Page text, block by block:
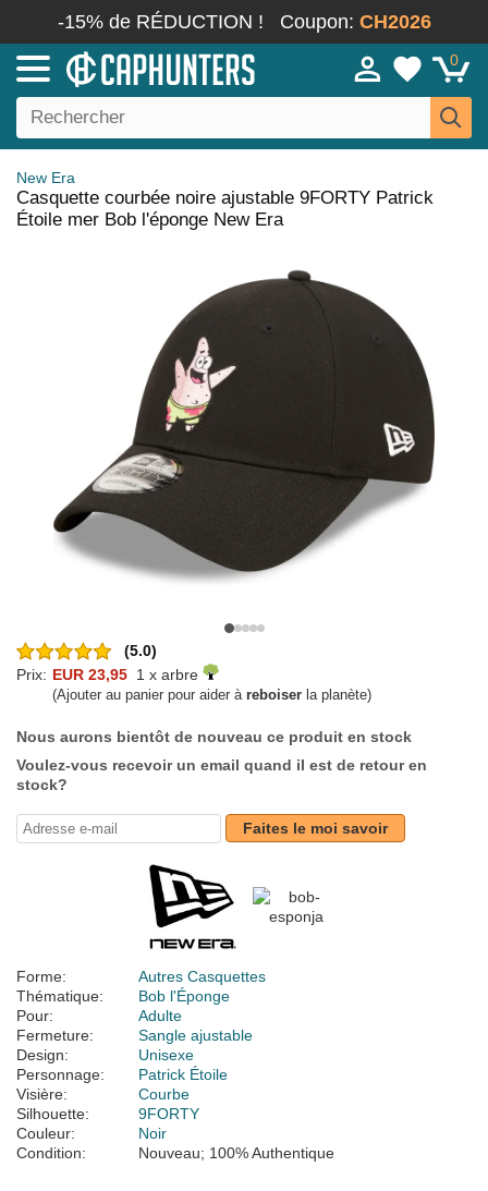
-15% de RÉDUCTION ! Coupon: CH2026
0
New Era
Casquette courbée noire ajustable 9FORTY Patrick
Étoile mer Bob l'éponge New Era
(5.0)
Prix: EUR 23,95 1 x arbre
(Ajouter au panier pour aider à reboiser la planète)
Nous aurons bientôt de nouveau ce produit en stock
Voulez-vous recevoir un email quand il est de retour en
stock?
Faites le moi savoir
Forme:
Autres Casquettes
Thématique:
Bob l'Éponge
Pour:
Adulte
Fermeture:
Sangle ajustable
Design:
Unisexe
Personnage:
Patrick Étoile
Visière:
Courbe
Silhouette:
9FORTY
Couleur:
Noir
Condition:
Nouveau; 100% Authentique